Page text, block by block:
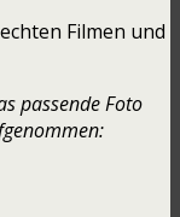
Filmen und
passende Foto